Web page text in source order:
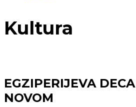
Kultura
EGZIPERIJEVA
NOVOM